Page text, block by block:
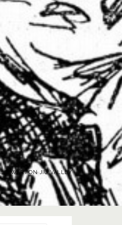
WAR I ON JIU VALLEY